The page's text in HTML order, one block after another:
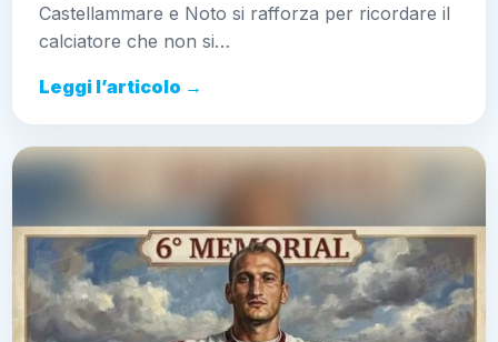
Castellammare e Noto si rafforza per ricordare il
calciatore che non si…
Leggi l’articolo →